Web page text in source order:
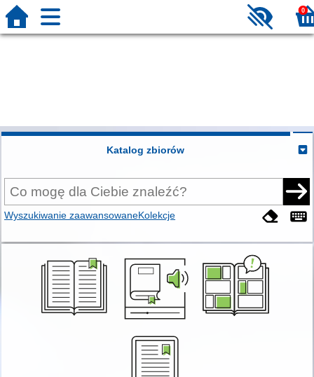
0
Katalog zbiorów
Wyszukiwanie zaawansowaneKolekcje